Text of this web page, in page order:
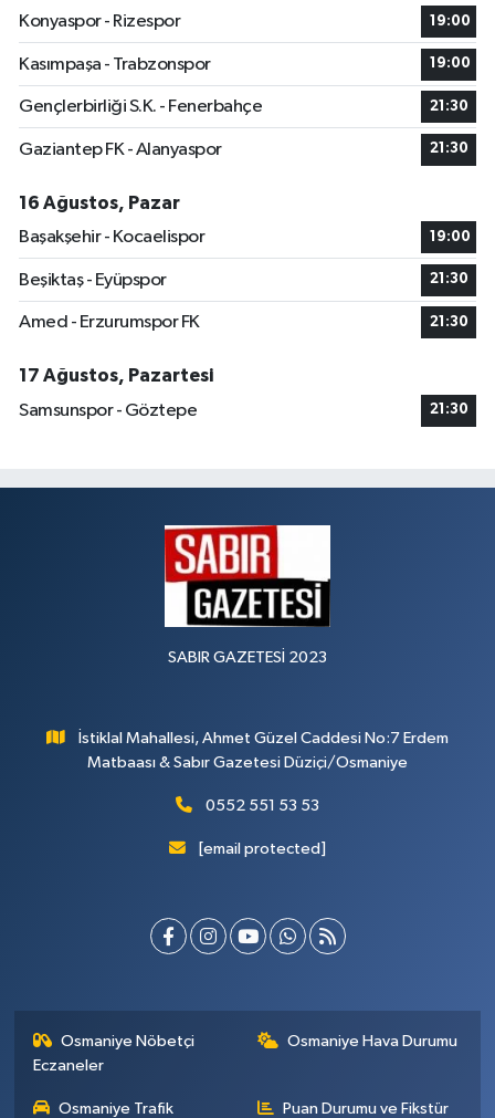
Konyaspor - Rizespor
19:00
Kasımpaşa - Trabzonspor 19:00
Gençlerbirliği S.K. - Fenerbahçe 21:30
Gaziantep FK - Alanyaspor 21:30
16 Ağustos, Pazar
Başakşehir - Kocaelispor
19:00
Beşiktaş - Eyüpspor 21:30
Amed - Erzurumspor FK 21:30
17 Ağustos, Pazartesi
Samsunspor - Göztepe
21:30
SABIR GAZETESİ 2023
İstiklal Mahallesi, Ahmet Güzel Caddesi No:7 Erdem
Matbaası & Sabır Gazetesi Düziçi/Osmaniye
0552 551 53 53
[email protected]
Osmaniye Nöbetçi
Eczaneler
Osmaniye Hava Durumu
Osmaniye Trafik Puan Durumu ve Fikstür